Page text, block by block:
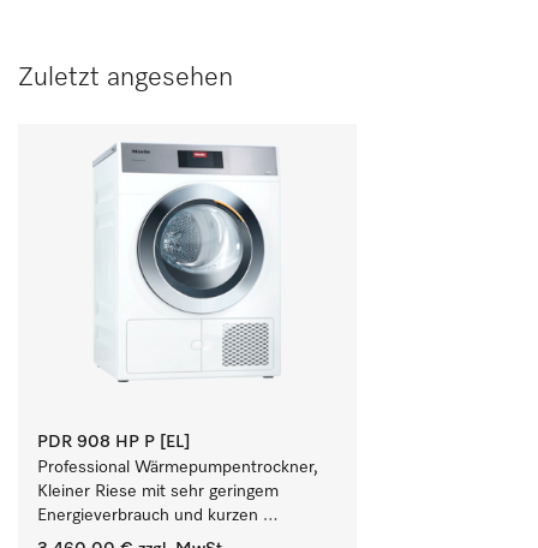
Zuletzt angesehen
PDR 908 HP P [EL]
Professional Wärmepumpentrockner,
Kleiner Riese mit sehr geringem
Energieverbrauch und kurzen
Laufzeiten. Füllgewicht 8 kg.